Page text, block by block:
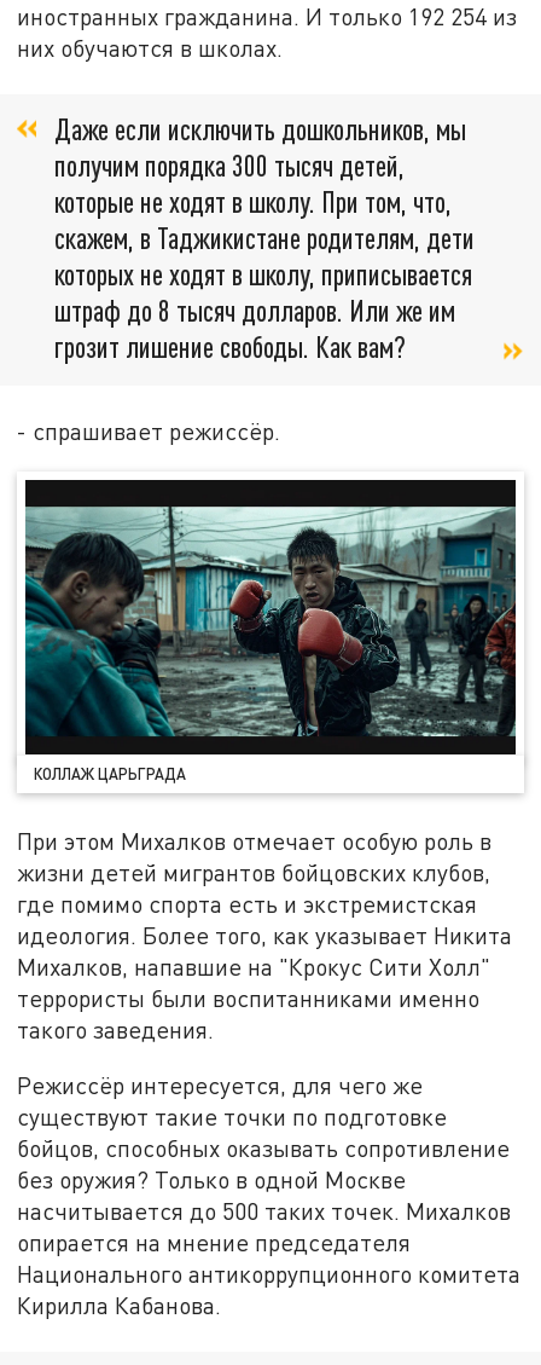
иностранных гражданина. И только 192 254 из
них обучаются в школах.
Даже если исключить дошкольников, мы
получим порядка 300 тысяч детей,
которые не ходят в школу. При том, что,
скажем, в Таджикистане родителям, дети
которых не ходят в школу, приписывается
штраф до 8 тысяч долларов. Или же им
грозит лишение свободы. Как вам?
- спрашивает режиссёр.
КОЛЛАЖ ЦАРЬГРАДА
При этом Михалков отмечает особую роль в
жизни детей мигрантов бойцовских клубов,
где помимо спорта есть и экстремистская
идеология. Более того, как указывает Никита
Михалков, напавшие на "Крокус Сити Холл"
террористы были воспитанниками именно
такого заведения.
Режиссёр интересуется, для чего же
существуют такие точки по подготовке
бойцов, способных оказывать сопротивление
без оружия? Только в одной Москве
насчитывается до 500 таких точек. Михалков
опирается на мнение председателя
Национального антикоррупционного комитета
Кирилла Кабанова.